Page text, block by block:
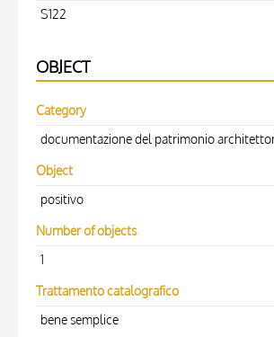
S122
OBJECT
Category
documentazione del patrimonio
Object
positivo
Number of objects
1
Trattamento catalografico
bene semplice